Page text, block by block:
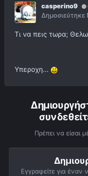
casperino9
Δημοσιεύτηκε
Τι να πεις τωρα;
Υπεροχη...
Πρέπει να είσαι
Εγγραφείτε για έναν